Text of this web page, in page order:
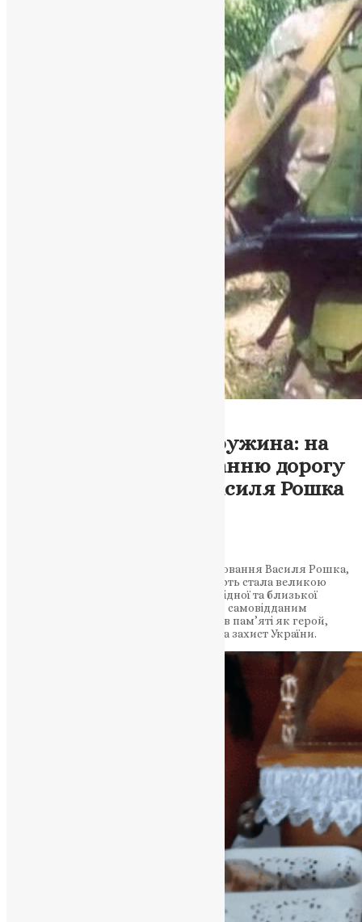
У скорботі матір та дружина: на
Тернопільщині в останню дорогу
провели загиблого Василя Рошка
Учора на Тернопільщині відбулось поховання Василя Рошка,
який загинув у бойових діях. Його смерть стала великою
втратою для матері, дружини та всієї рідної та близької
людей, які сумують за ним. Василь був самовідданим
захисником своєї країни і залишиться в пам’яті як герой,
готовий пожертвувати своїм життям на захист України.